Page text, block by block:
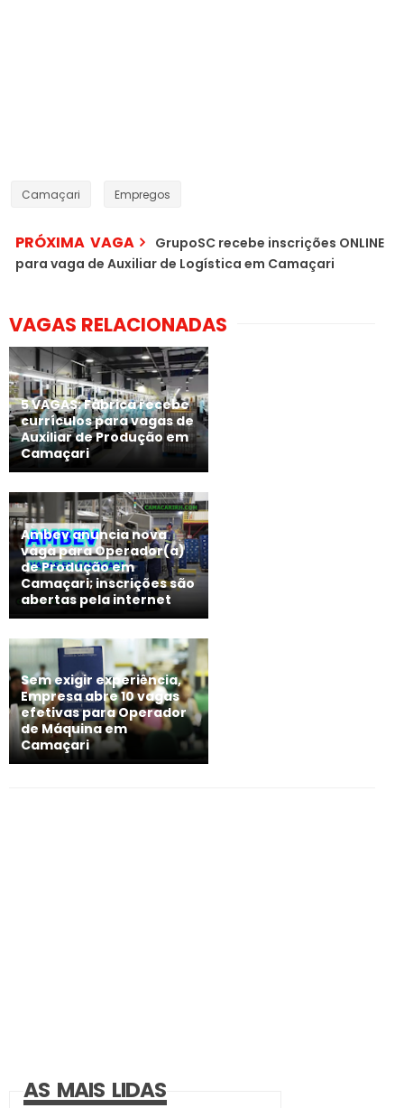
Camaçari Empregos
PRÓXIMA VAGA
GrupoSC recebe inscrições ONLINE
para vaga de Auxiliar de Logística em Camaçari
VAGAS RELACIONADAS
5 VAGAS: Fábrica recebe
currículos para vagas de
Auxiliar de Produção em
Camaçari
Ambev anuncia nova
vaga para Operador(a)
de Produção em
Camaçari; inscrições são
abertas pela internet
Sem exigir experiência,
Empresa abre 10 vagas
efetivas para Operador
de Máquina em
Camaçari
AS MAIS LIDAS